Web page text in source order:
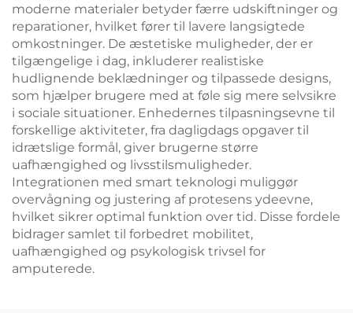
moderne materialer betyder færre udskiftninger og
reparationer, hvilket fører til lavere langsigtede
omkostninger. De æstetiske muligheder, der er
tilgængelige i dag, inkluderer realistiske
hudlignende beklædninger og tilpassede designs,
som hjælper brugere med at føle sig mere selvsikre
i sociale situationer. Enhedernes tilpasningsevne til
forskellige aktiviteter, fra dagligdags opgaver til
idrætslige formål, giver brugerne større
uafhængighed og livsstilsmuligheder.
Integrationen med smart teknologi muliggør
overvågning og justering af protesens ydeevne,
hvilket sikrer optimal funktion over tid. Disse fordele
bidrager samlet til forbedret mobilitet,
uafhængighed og psykologisk trivsel for
amputerede.